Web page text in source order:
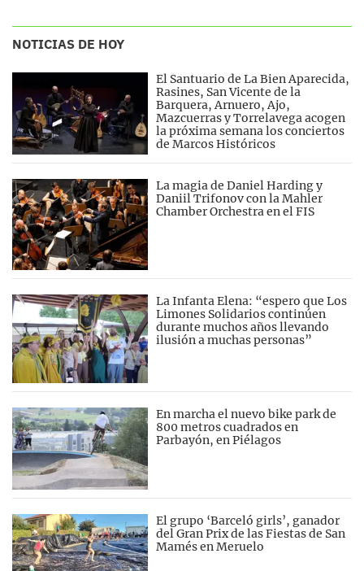
NOTICIAS DE HOY
El Santuario de La Bien Aparecida,
Rasines, San Vicente de la
Barquera, Arnuero, Ajo,
Mazcuerras y Torrelavega acogen
la próxima semana los conciertos
de Marcos Históricos
La magia de Daniel Harding y
Daniil Trifonov con la Mahler
Chamber Orchestra en el FIS
La Infanta Elena: “espero que Los
Limones Solidarios continúen
durante muchos años llevando
ilusión a muchas personas”
En marcha el nuevo bike park de
800 metros cuadrados en
Parbayón, en Piélagos
El grupo ‘Barceló girls’, ganador
del Gran Prix de las Fiestas de San
Mamés en Meruelo